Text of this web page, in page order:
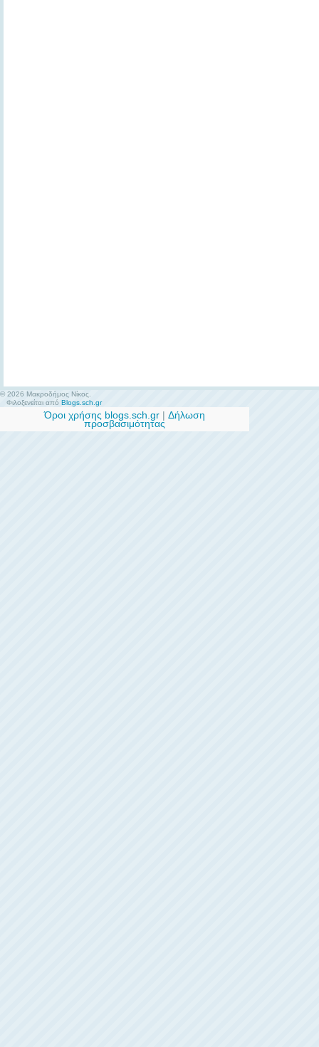
© 2026 Μακροδήμος Νίκος.
Φιλοξενείται από Blogs.sch.gr
Όροι χρήσης blogs.sch.gr| Δήλωση
προσβασιμότητας